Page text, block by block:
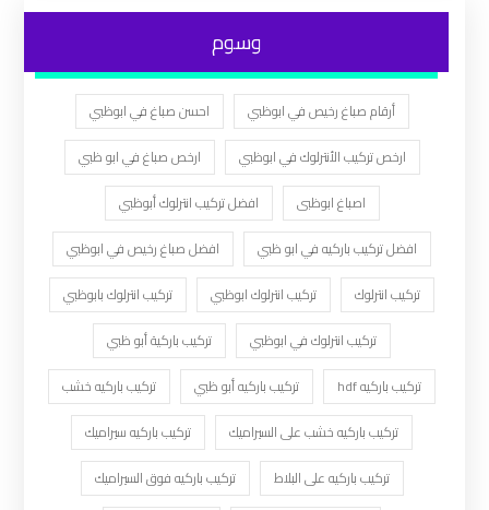
وسوم
أرقام صباغ رخيص في ابوظبي
احسن صباغ في ابوظبي
ارخص تركيب الأنترلوك في ابوظبي
ارخص صباغ في ابو ظبي
اصباغ ابوظبى
افضل تركيب انترلوك أبوظبي
افضل تركيب باركيه في ابو ظبي
افضل صباغ رخيص في ابوظبي
تركيب انترلوك
تركيب انترلوك ابوظبي
تركيب انترلوك بابوظبي
تركيب انترلوك في ابوظبي
تركيب باركية أبو ظبي
تركيب باركيه hdf
تركيب باركيه أبو ظبي
تركيب باركيه خشب
تركيب باركيه خشب على السيراميك
تركيب باركيه سيراميك
تركيب باركيه على البلاط
تركيب باركيه فوق السيراميك